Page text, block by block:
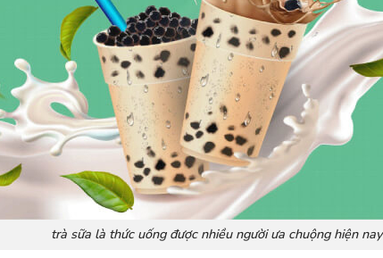
trà sữa là thức uống được nhiều người ưa chuộng hiện nay